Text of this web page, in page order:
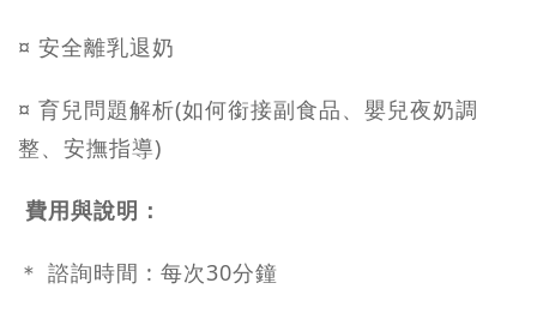
¤ 安全離乳退奶
¤ 育兒問題解析(如何銜接副食品、嬰兒夜奶調
整、安撫指導)
費用與說明：
＊ 諮詢時間 : 每次30分鐘